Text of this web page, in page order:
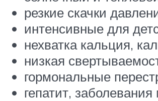
резкие скачки
интенсивные для
нехватка кальция,
низкая
гормональные
гепатит,